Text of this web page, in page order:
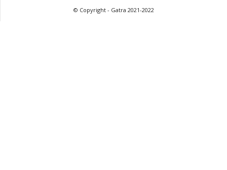
© Copyright - Gatra 2021-2022